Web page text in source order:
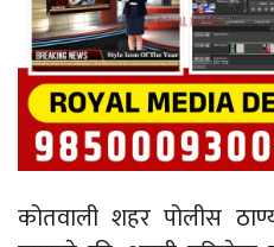
कोतवाली शहर पोलीस